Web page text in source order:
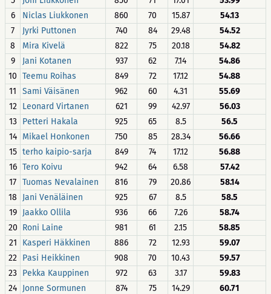
6
Niclas Liukkonen 860 70 15.87
54.13
7
Jyrki Puttonen 740 84 29.48
54.52
8
Mira Kivelä 822 75 20.18
54.82
9
Jani Kotanen 937 62 7.14
54.86
10 Teemu Roihas 849 72 17.12
54.88
11
Sami Väisänen 962 60 4.31
55.69
12
Leonard Virtanen 621 99 42.97
56.03
13
Petteri Hakala 925 65 8.5
56.5
14
Mikael Honkonen 750 85 28.34
56.66
15 terho kaipio-sarja 849 74 17.12
56.88
16 Tero Koivu 942 64 6.58
57.42
17 Tuomas Nevalainen 816 79 20.86
58.14
18
Jani Venäläinen 925 67 8.5
58.5
19
Jaakko Ollila 936 66 7.26
58.74
20 Roni Laine 981 61 2.15
58.85
21
Kasperi Häkkinen 886 72 12.93
59.07
22 Pasi Heikkinen 908 70 10.43
59.57
23 Pekka Kauppinen 972 63 3.17
59.83
24 Jonne Sormunen 874 75 14.29
60.71